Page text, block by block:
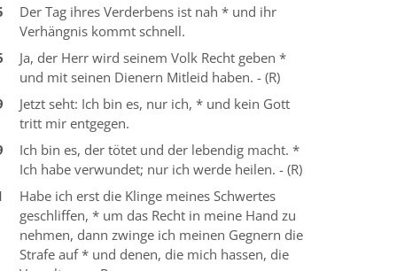
Der Tag ihres Verderbens ist nah * und ihr
Verhängnis kommt schnell.
Ja, der Herr wird seinem Volk Recht geben *
und mit seinen Dienern Mitleid haben. - (R)
Jetzt seht: Ich bin es, nur ich, * und kein Gott
tritt mir entgegen.
Ich bin es, der tötet und der lebendig macht. *
Ich habe verwundet; nur ich werde heilen. - (R)
Habe ich erst die Klinge meines Schwertes
geschliffen, * um das Recht in meine Hand zu
nehmen, dann zwinge ich meinen Gegnern die
Strafe auf * und denen, die mich hassen, die